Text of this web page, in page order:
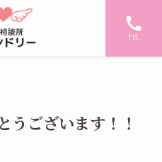
TEL
うございます！！